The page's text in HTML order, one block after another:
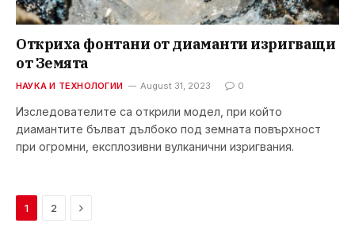
Откриха фонтани от диаманти изригващи
от Земята
НАУКА И ТЕХНОЛОГИИ August 31, 2023 0
Изследователите са открили модел, при който
диамантите бълват дълбоко под земната повърхност
при огромни, експлозивни вулканични изригвания.
1 2 Next